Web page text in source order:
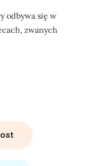
odbywa się w
zwanych